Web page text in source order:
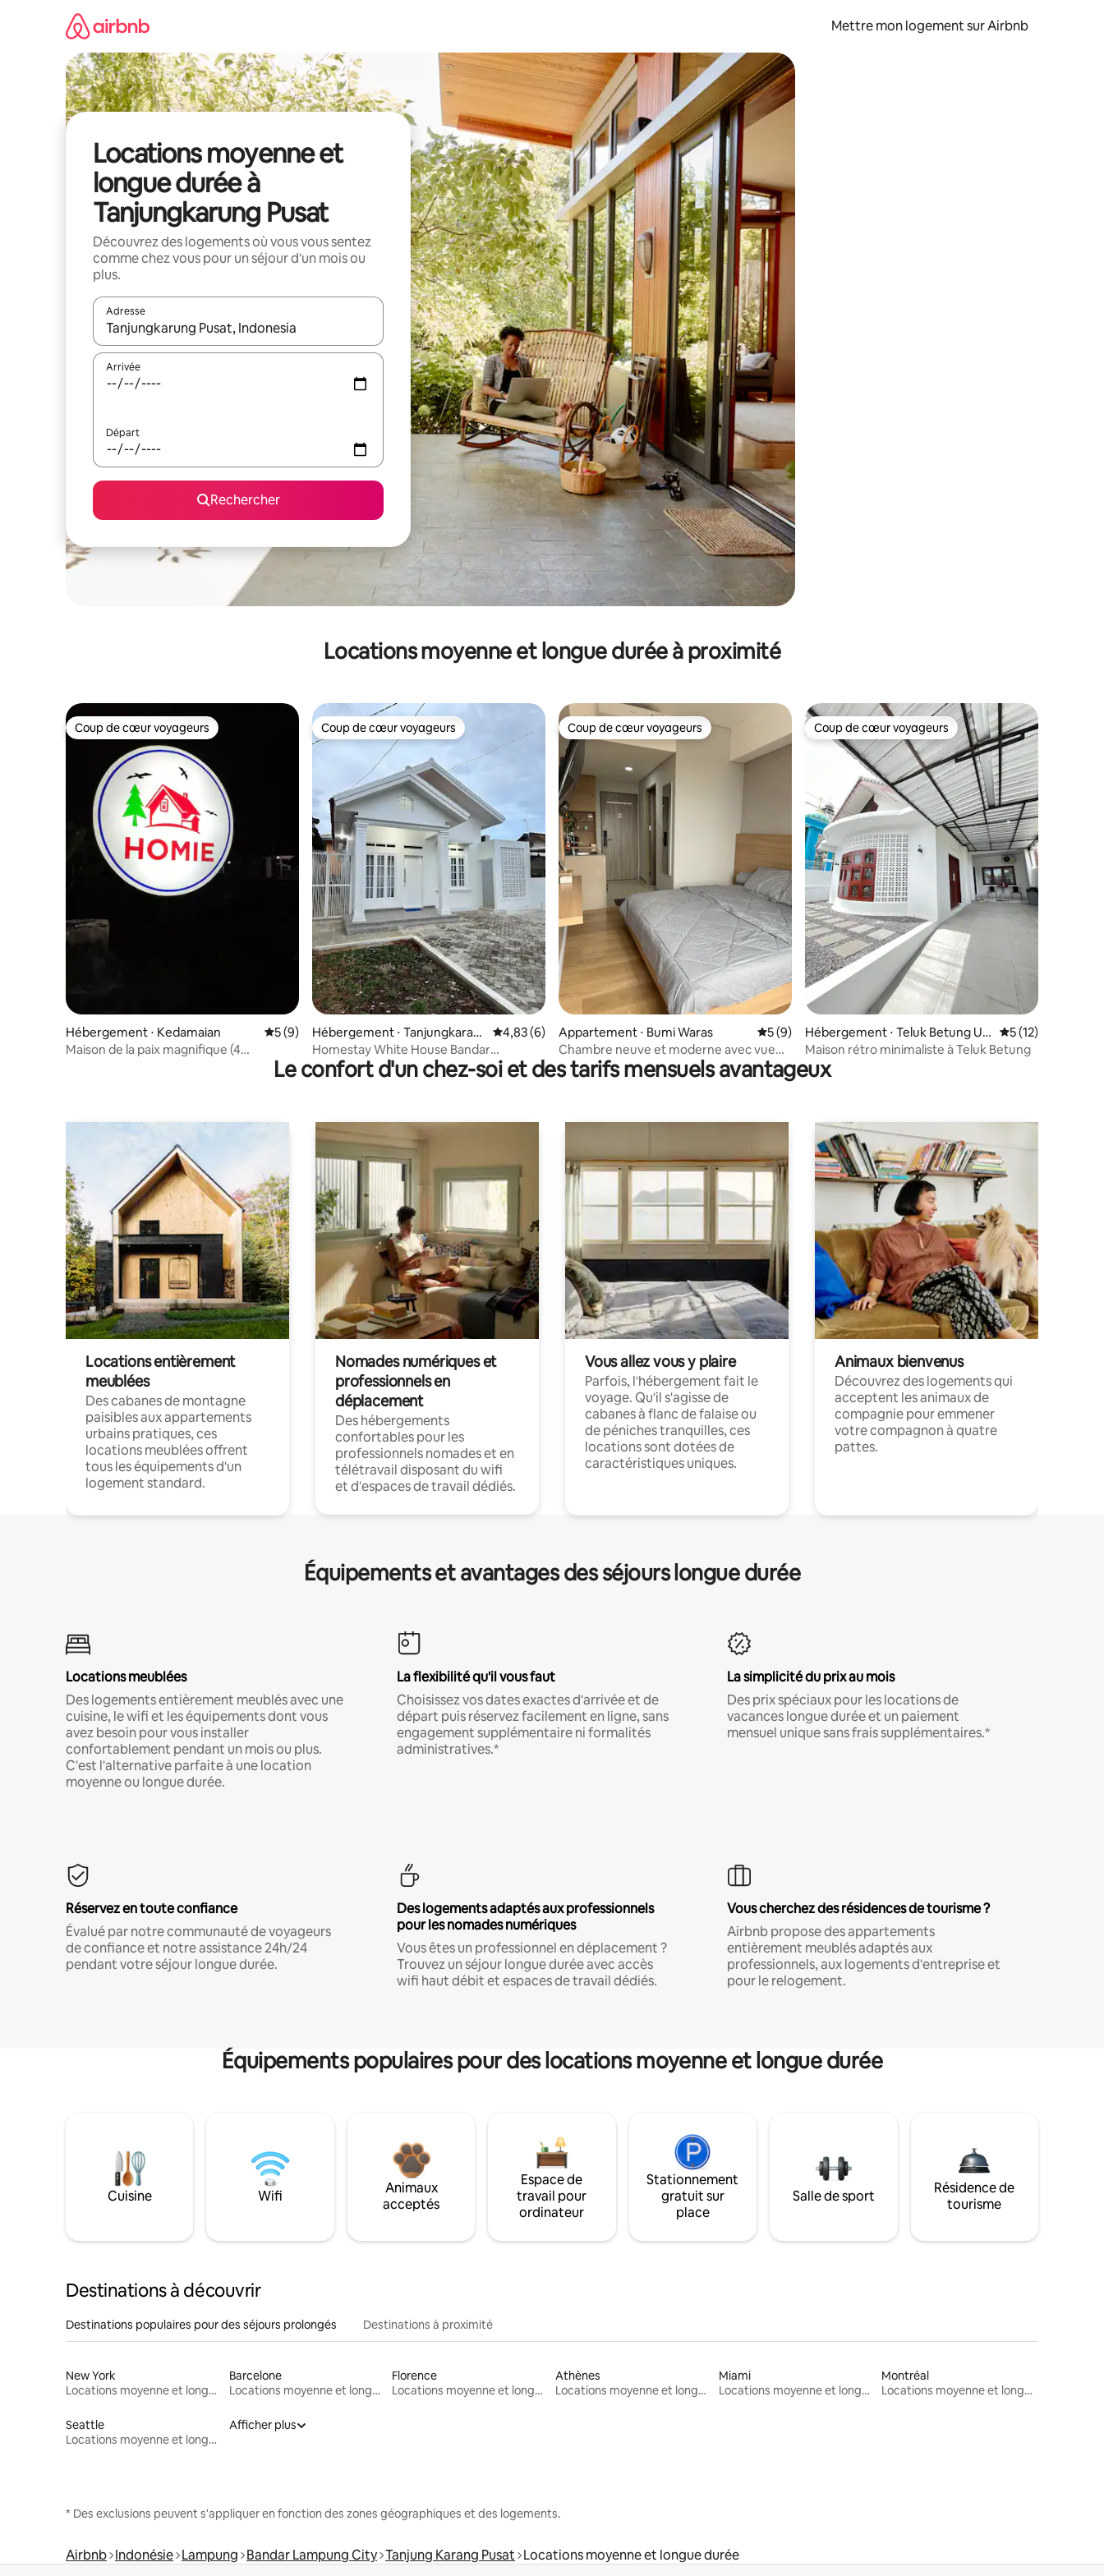
Mettre mon logement sur Airbnb
Locations moyenne et
longue durée à
Tanjungkarung Pusat
Découvrez des logements où vous vous sentez
comme chez vous pour un séjour d'un mois ou
plus.
Adresse
Lorsque les résultats s'affichent, utilisez les flèches vers le haut et vers le bas pour les parcourir ou en appuyant et en faisant glisser.
Arrivée
Départ
Rechercher
Locations moyenne et longue durée à proximité
Coup de cœur voyageurs
Coup de cœur voyageurs
Hébergement ⋅ Kedamaian Évaluation moyenne sur la base de 9 commentaires : 5 sur 5
5 (9)
Maison de la paix magnifique (4
Coup de cœur voyageurs
Coup de cœur voyageurs
Hébergement ⋅ Tanjungkaran
g Timur
Évaluation moyenne sur la base de 6 commentaires : 4,83 sur 5
4,83 (6)
Homestay White House Bandar
Lampung
Coup de cœur voyageurs
Coup de cœur voyageurs
Appartement ⋅ Bumi Waras Évaluation moyenne sur la base de 9 commentaires : 5 sur 5
5 (9)
Chambre neuve et moderne avec vue
sur l'océan
Coup de cœur voyageurs
Coup de cœur voyageurs
Hébergement ⋅ Teluk Betung Ut
ara
Évaluation
5 (12)
Maison rétro minimaliste à Teluk Betung
Le confort d'un chez-soi et des tarifs mensuels avantageux
Locations entièrement
meublées
Des cabanes de montagne
paisibles aux appartements
urbains pratiques, ces
locations meublées offrent
tous les équipements d'un
logement standard.
Nomades numériques et
professionnels en
déplacement
Des hébergements
confortables pour les
professionnels nomades et en
télétravail disposant du wifi
et d'espaces de travail dédiés.
Vous allez vous y plaire
Parfois, l'hébergement fait le
voyage. Qu'il s'agisse de
cabanes à flanc de falaise ou
de péniches tranquilles, ces
locations sont dotées de
caractéristiques uniques.
Animaux bienvenus
Découvrez des logements qui
acceptent les animaux de
compagnie pour emmener
votre compagnon à quatre
pattes.
Équipements et avantages des séjours longue durée
Locations meublées
Des logements entièrement meublés avec une
cuisine, le wifi et les équipements dont vous
avez besoin pour vous installer
confortablement pendant un mois ou plus.
C'est l'alternative parfaite à une location
moyenne ou longue durée.
La flexibilité qu'il vous faut
Choisissez vos dates exactes d'arrivée et de
départ puis réservez facilement en ligne, sans
engagement supplémentaire ni formalités
administratives.*
La simplicité du prix au mois
Des prix spéciaux pour les locations de
vacances longue durée et un paiement
mensuel unique sans frais supplémentaires.*
Réservez en toute confiance
Évalué par notre communauté de voyageurs
de confiance et notre assistance 24h/24
pendant votre séjour longue durée.
Des logements adaptés aux professionnels
pour les nomades numériques
Vous êtes un professionnel en déplacement ?
Trouvez un séjour longue durée avec accès
wifi haut débit et espaces de travail dédiés.
Vous cherchez des résidences de tourisme ?
Airbnb propose des appartements
entièrement meublés adaptés aux
professionnels, aux logements d'entreprise et
pour le relogement.
Équipements populaires pour des locations moyenne et longue durée
Cuisine Wifi
Animaux
acceptés
Espace de
travail pour
ordinateur
Stationnement
gratuit sur
place
Salle de sport
Résidence de
tourisme
Destinations à découvrir
Destinations populaires pour des séjours prolongés Destinations à proximité
New York
Locations moyenne et longue durée
Barcelone
Locations moyenne et longue durée
Florence
Locations moyenne et longue durée
Athènes
Locations moyenne et longue durée
Miami
Locations moyenne et longue durée
Montréal
Locations moyenne et longue durée
Seattle
Locations moyenne et longue durée
Afficher plus
* Des exclusions peuvent s'appliquer en fonction des zones géographiques et des logements.
Airbnb Indonésie Lampung Bandar Lampung City Tanjung Karang Pusat Locations moyenne et longue durée